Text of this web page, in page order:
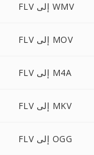
FLV إلى WMV
FLV إلى MOV
FLV إلى M4A
FLV إلى MKV
FLV إلى OGG